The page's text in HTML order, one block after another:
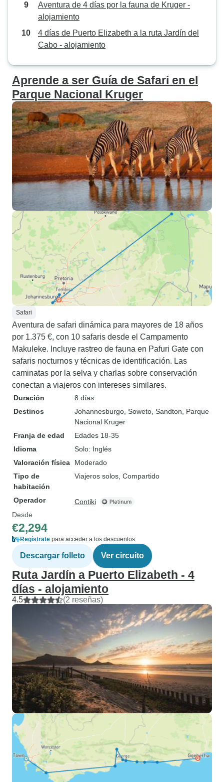
Aventura de 4 días por la fauna de Kruger -
alojamiento
4 días de Puerto Elizabeth a la ruta Jardín del
Cabo - alojamiento
Aprende a ser Guía de Safari en el
Parque Nacional Kruger
Safari
Aventura de safari dinámica para mayores de 18 años
por 1.375 €, con 10 safaris desde el Campamento
Makuleke. Incluye rastreo de fauna en Pafuri Gate con
safaris nocturnos y técnicas de identificación. Las
caminatas por la selva y charlas sobre conservación
conectan a viajeros con intereses similares.
Duración
8 días
Destinos
Johannesburgo , Soweto , Sandton , Parque
Nacional Kruger
Franja de edad
Edades 18-35
Idioma
Solo: Inglés
Valoración física
Moderado
Tipo de
habitación
Viajeros solos, Compartido
Operador
Contiki
Desde
€2,294
Regístrate para acceder a los descuentos
Descargar folleto Ver circuito
Ruta Jardín a Puerto Elizabeth - 4
días - alojamiento
4.5 (2 reseñas)